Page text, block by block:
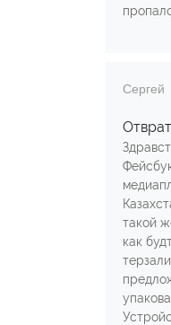
Сергей
такой
как